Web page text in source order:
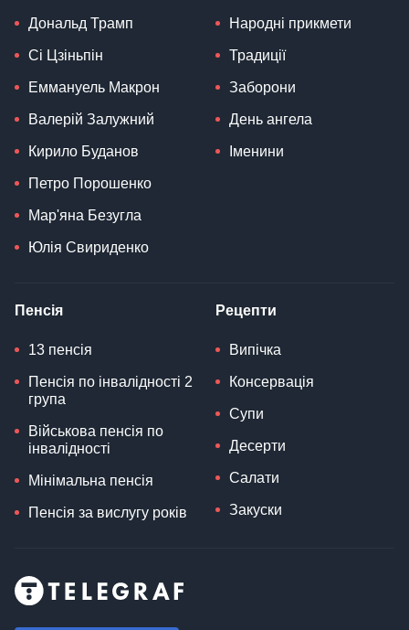
Дональд Трамп
Сі Цзіньпін
Еммануель Макрон
Валерій Залужний
Кирило Буданов
Петро Порошенко
Мар'яна Безугла
Юлія Свириденко
Народні прикмети
Традиції
Заборони
День ангела
Іменини
Пенсія
13 пенсія
Пенсія по інвалідності 2
група
Військова пенсія по
інвалідності
Мінімальна пенсія
Пенсія за вислугу років
Рецепти
Випічка
Консервація
Супи
Десерти
Салати
Закуски